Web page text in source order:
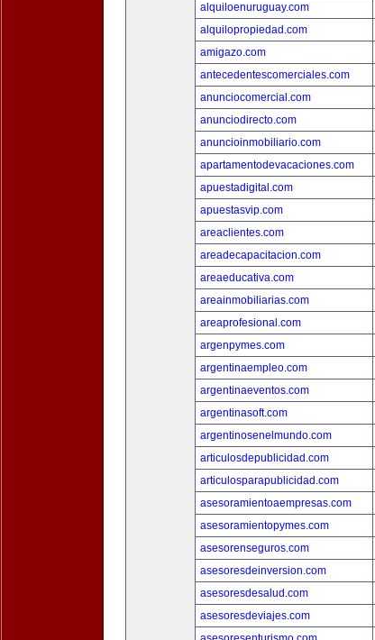
alquiloenuruguay.com
alquilopropiedad.com
amigazo.com
antecedentescomerciales.com
anunciocomercial.com
anunciodirecto.com
anuncioinmobiliario.com
apartamentodevacaciones.com
apuestadigital.com
apuestasvip.com
areaclientes.com
areadecapacitacion.com
areaeducativa.com
areainmobiliarias.com
areaprofesional.com
argenpymes.com
argentinaempleo.com
argentinaeventos.com
argentinasoft.com
argentinosenelmundo.com
articulosdepublicidad.com
articulosparapublicidad.com
asesoramientoaempresas.com
asesoramientopymes.com
asesorenseguros.com
asesoresdeinversion.com
asesoresdesalud.com
asesoresdeviajes.com